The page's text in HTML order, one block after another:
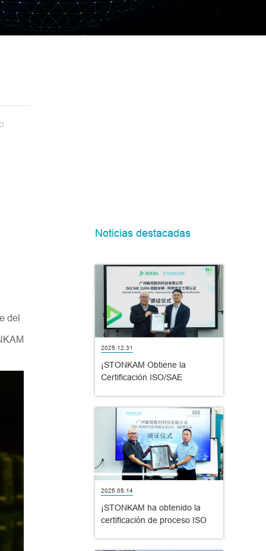
del
Noticias destacadas
2025.12.31
¡STONKAM Obtiene la
Certificación ISO/SAE
2025.05.14
¡STONKAM ha obtenido la
certificación de proceso ISO